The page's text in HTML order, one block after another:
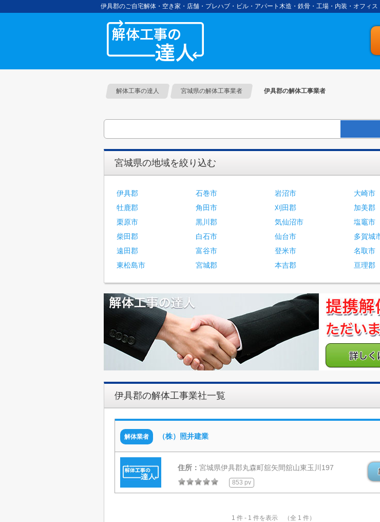
伊具郡のご自宅解体・空き家・店舗・プレハブ・ビル・アパート木造・鉄骨・工場・内装・オフィ
解体工事の達人 宮城県の解体工事業者 伊具郡の解体工事業者
宮城県の地域を絞り込む
伊具郡 石巻市 岩沼市
大崎市
牡鹿郡
角田市 刈田郡
加美郡
栗原市
黒川郡 気仙沼市
塩竈市
柴田郡
白石市 仙台市
多賀城
遠田郡
富谷市 登米市
名取市
東松島市
宮城郡 本吉郡 亘理郡
伊具郡の解体工事業社一覧
解体業者 （株）照井建業
住所：宮城県伊具郡丸森町舘矢間舘山東玉川197
853 pv
1 件 - 1 件を表示 （全 1 件）